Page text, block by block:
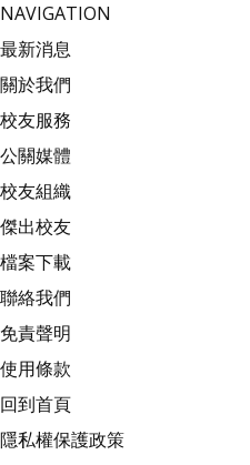
NAVIGATION
最新消息
關於我們
校友服務
公關媒體
校友組織
傑出校友
檔案下載
聯絡我們
免責聲明
使用條款
回到首頁
隱私權保護政策